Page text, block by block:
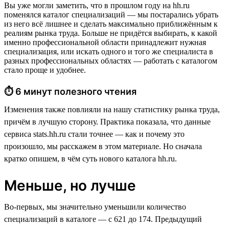
Вы уже могли заметить, что в прошлом году на hh.ru
поменялся каталог специализаций — мы постарались убрать
из него всё лишнее и сделать максимально приближённым к
реалиям рынка труда. Больше не придётся выбирать, к какой
именно профессиональной области принадлежит нужная
специализация, или искать одного и того же специалиста в
разных профессиональных областях — работать с каталогом
стало проще и удобнее.
⏱ 6 минут полезного чтения
Изменения также повлияли на нашу статистику рынка труда,
причём в лучшую сторону. Практика показала, что данные
сервиса stats.hh.ru стали точнее — как и почему это
произошло, мы расскажем в этом материале. Но сначала
кратко опишем, в чём суть нового каталога hh.ru.
Меньше, но лучше
Во-первых, мы значительно уменьшили количество
специализаций в каталоге — с 621 до 174. Предыдущий